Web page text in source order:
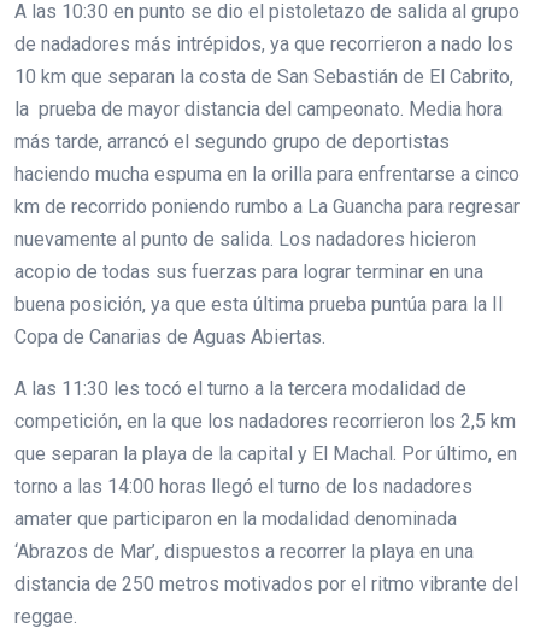
A las 10:30 en punto se dio el pistoletazo de salida al grupo
de nadadores más intrépidos, ya que recorrieron a nado los
10 km que separan la costa de San Sebastián de El Cabrito,
la prueba de mayor distancia del campeonato. Media hora
más tarde, arrancó el segundo grupo de deportistas
haciendo mucha espuma en la orilla para enfrentarse a cinco
km de recorrido poniendo rumbo a La Guancha para regresar
nuevamente al punto de salida. Los nadadores hicieron
acopio de todas sus fuerzas para lograr terminar en una
buena posición, ya que esta última prueba puntúa para la II
Copa de Canarias de Aguas Abiertas.
A las 11:30 les tocó el turno a la tercera modalidad de
competición, en la que los nadadores recorrieron los 2,5 km
que separan la playa de la capital y El Machal. Por último, en
torno a las 14:00 horas llegó el turno de los nadadores
amater que participaron en la modalidad denominada
‘Abrazos de Mar’, dispuestos a recorrer la playa en una
distancia de 250 metros motivados por el ritmo vibrante del
reggae.